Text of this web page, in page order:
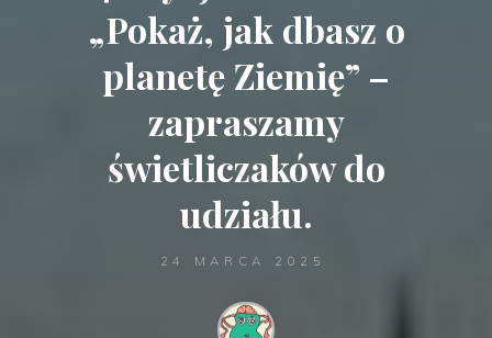
„Pokaż, jak dbasz o
planetę Ziemię” –
zapraszamy
świetliczaków do
udziału.
24 MARCA 2025